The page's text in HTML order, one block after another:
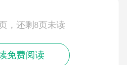
，还剩8页未读
免费阅读